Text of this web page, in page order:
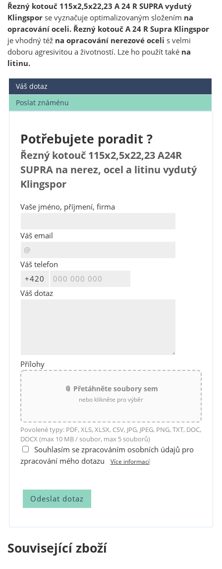
Řezný kotouč 115x2,5x22,23 A 24 R SUPRA vydutý
Klingsporse vyznačuje optimalizovaným složením na
opracování oceli. Řezný kotouč A 24 R Supra Klingspor
je vhodný též na opracování nerezové oceli s velmi
doboru agresivitou a životností. Lze ho použít také na
litinu.
Váš dotaz
Poslat známénu
Potřebujete poradit ?
Řezný kotouč 115x2,5x22,23 A24R
SUPRA na nerez, ocel a litinu vydutý
Klingspor
Vaše jméno, příjmení, firma
Váš email
Váš telefon
Váš dotaz
Přílohy
📎 Přetáhněte soubory sem
nebo klikněte pro výběr
Povolené typy: PDF, XLS, XLSX, CSV, JPG, JPEG, PNG, TXT, DOC,
DOCX (max 10 MB / soubor, max 5 souborů)
Souhlasím se zpracováním osobních údajů pro
zpracování mého dotazu
Více informací
Související zboží